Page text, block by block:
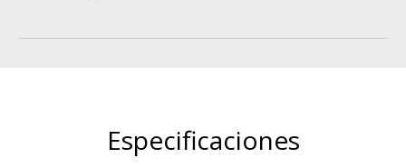
Especificaciones